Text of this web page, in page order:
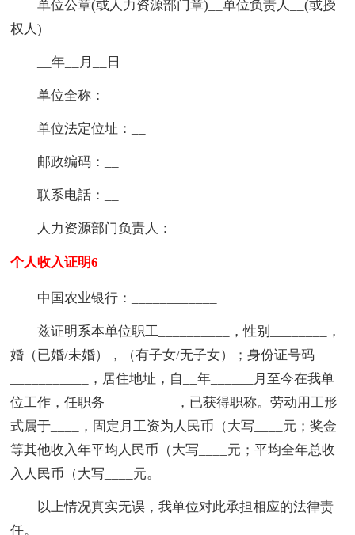
单位公章(或人力资源部门章)__单位负责人__(或授
权人)
__年__月__日
单位全称：__
单位法定位址：__
邮政编码：__
联系电話：__
人力资源部门负责人：
个人收入证明6
中国农业银行：____________
兹证明系本单位职工__________，性别________，
婚（已婚/未婚），（有子女/无子女）；身份证号码
___________，居住地址，自__年______月至今在我单
位工作，任职务__________，已获得职称。劳动用工形
式属于____，固定月工资为人民币（大写____元；奖金
等其他收入年平均人民币（大写____元；平均全年总收
入人民币（大写____元。
以上情况真实无误，我单位对此承担相应的法律责
任。